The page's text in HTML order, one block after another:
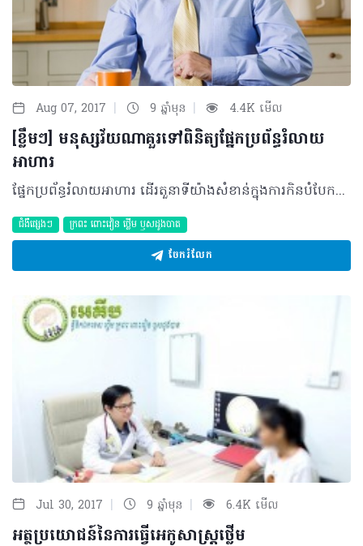
Aug 07, 2017 | 9 ឆ្នាំមុន | 4.4K មើល
[ខ្លឹមៗ] មនុស្សវ័យណាគួរទៅពិនិត្យផ្នែកប្រព័ន្ធរំលាយ
អាហារ
ផ្នែកប្រព័ន្ធរំលាយអាហារ ដើរតួនាទីយ៉ាងសំខាន់ក្នុងការកិនបំបែកចំណីអាហារ និងស្រូបយកសារធាតុចិញ្ចឹម តែបើកាលណាប្រព័ន្ធរំលាយអាហារយើងមិនល្អនោះ វាអាចធ្វើឲ្យមានការរំខាន ដល់ការរស់នៅរបស់យើង ដែលធ្វើឲ្យគុណភាពនៃការរស់នៅ របស់យើងថយចុះផង។ លោកវេជ្ជបណ្ឌិត ឈាង​ ស៊ីដេត ប្រធានប្រតិបត្តិនៃគ្លីនិក អេគីប បានបង្ហាញពីក្រុមអាយុធំៗ​ ដែលពួកគាត់គួរតែមកពិគ្រោះ និងពិនិត្យជាមួយ​ គ្រូពេទ្យឯកទេស ផ្នែកប្រព័ន្ធរំលាយអាហារ៖ • មនុស្សធម្មតាមានអាយុចាប់ពី ៤៥ឆ្នាំឡើងទៅ ដែលមិនមានប្រវត្តិគ្រួសារ មានបញ្ហាក្រពះ ពោះវៀនធ្ងន់ធ្ងរ ឬមហារីក ពួកគាត់អាចពិនិត្យរៀងរាល់ ៣ ទៅ៥ឆ្នាំម្តង។ • តែផ្ទុយទៅវិញបើ គ្រួសាររបស់គាត់មាន ប្រវត្តិសុខភាពមិនល្អ ដូចជា បញ្ហាក្រពះ ពោះវៀន វាអាចទាក់ទងនឹង តំណរពូជ ឬសេនេទិច ឧទាហរណ៍ ដូចជា​ ដុំមហារីកជាដើម នោះគ្រូពេទ្យនឹងធ្វើការអង្កេត វិភាគរោគបន្តបន្ទាប់ ដើម្បីគួរទទួលការព្យាបាលឲ្យត្រឹមត្រូវ។ • ចំពោះលក្ខខណ្ឌមនុស្សវ័យក្រោម ៤៥ឆ្នាំ បើគាត់មាន ជំងឺបាក់ទឹកចិត្ត ឬតានតឹង ហើយមិនមានរោគសញ្ញាគំរាមកំហែងធ្ងន់ធ្ងរ ពេលខ្លះពួកគាត់ អាចប្រឹក្សា និង ធ្វើការពិនិត្យលើរបៀបរបបនៃការរស់នៅប្រចាំថ្ងៃរបស់គាត់ឡើងវិញ ឬអាចញ៉ាំថ្នាំតិចតួច។ បន្ទាប់មក បើអាការៈជំងឺនៅតែ​មិនមាន ភាពប្រសើរឡើង គ្រូពេទ្យឯកទេស នឹងធ្វើការអង្កេតបន្តបន្ទាប់ទៀត ដើម្បីមើលពីបញ្ហាផ្សេងៗទៀត។ ទាក់ទងនឹងការថែទាំសុខភាពទូទៅ ក៏ដូចជាផ្នែកក្រពះ ពោះវៀន លោកវេជ្ជបណ្ឌិតក៏បានផ្តាំផ្ញើផងដែរថា យើងត្រូវចាំបាច់យកចិត្តទុកដាក់ លើការថែទាំសុខភាព ទាំងការពិនិត្យ ទាំងការរស់នៅប្រចាំថ្ងៃ ដោយចៀសវាងការពិសារគ្រឿងស្រវឹង ចៀសវាងការពិសារអាហារ ដែលមិនមានអនាម័យ ឬមិនសមស្របតាមបច្ចេកទេសចំអិនល្អ និងត្រូវហាត់ប្រាណឲ្យបានទៀងទាត់។ ស្វែងយល់បន្ថែមអំពី តំហែទាំលើប្រព័ន្ធរំលាយអាហារ ©2017 រក្សាសិទ្ធិគ្រប់យ៉ាង​ដោយ Healthtime Corporation ចំពោះគ្រប់អត្ថបទដោយគ្មានផ្នែកណាមួយត្រូវបោះពុម្ពផ្សាយចូល ប្រព័ន្ធអ៊ីនធឺណែត ឧបករណ៍អេឡិចត្រូនិក អាត់ជាសំឡេងឬថតចំលងគ្រប់រូបភាពដោយគ្មានការអនុញ្ញាតឡើយ។
ជំងឺផ្សេងៗ ក្រពះ​ ពោះវៀន​ ថ្លើម ឫសដូងបាត
ចែករំលែក
Jul 30, 2017 | 9 ឆ្នាំមុន | 6.4K មើល
អត្ថប្រយោជន៍នៃការធ្វើអេកូសាស្រ្តថ្លើម